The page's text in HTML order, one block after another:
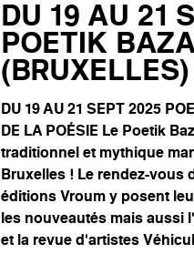
DU 19 AU 21
POETIK
(BRUXELLES)
DU 19 AU 21 SEPT 2025
DE LA POÉSIE Le Poetik
traditionnel et mythique
Bruxelles ! Le rendez-vous
éditions Vroum y posent
les nouveautés mais aussi
et la revue d’artistes